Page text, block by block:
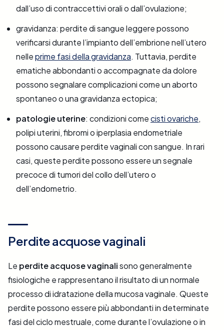
dall’uso di contraccettivi orali o dall’ovulazione;
gravidanza: perdite di sangue leggere possono
verificarsi durante l’impianto dell’embrione nell’utero
nelleprime fasi della gravidanza. Tuttavia, perdite
ematiche abbondanti o accompagnate da dolore
possono segnalare complicazioni come un aborto
spontaneo o una gravidanza ectopica;
patologie uterine: condizioni comecisti ovariche,
polipi uterini, fibromi o iperplasia endometriale
possono causare perdite vaginali con sangue. In rari
casi, queste perdite possono essere un segnale
precoce di tumori del collo dell’utero o
dell’endometrio.
Perdite acquose vaginali
Le perdite acquose vaginalisono generalmente
fisiologiche e rappresentano il risultato di un normale
processo di idratazione della mucosa vaginale. Queste
perdite possono essere più abbondanti in determinate
fasi del ciclo mestruale, come durante l’ovulazione o in